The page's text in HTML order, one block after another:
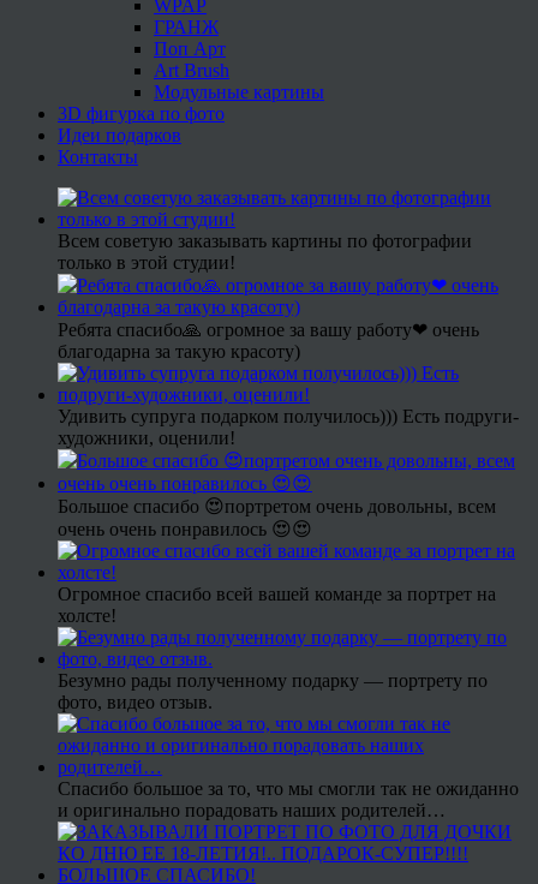
WPAP
ГРАНЖ
Поп Арт
Art Brush
Модульные картины
3D фигурка по фото
Идеи подарков
Контакты
Всем советую заказывать картины по фотографии
только в этой студии!
Ребята спасибо🙏 огромное за вашу работу❤ очень
благодарна за такую красоту)
Удивить супруга подарком получилось))) Есть подруги-
художники, оценили!
Большое спасибо 😍портретом очень довольны, всем
очень очень понравилось 😍😍
Огромное спасибо всей вашей команде за портрет на
холсте!
Безумно рады полученному подарку — портрету по
фото, видео отзыв.
Спасибо большое за то, что мы смогли так не ожиданно
и оригинально порадовать наших родителей…